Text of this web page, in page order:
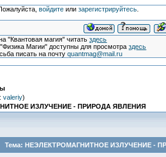
войдитеили зарегистрируйтесь.
"Квантовая магия" читатьздесь
Магии" доступны для просмотраздесь
писать на почтуquantmag@mail.ru
valeriy)
ИЗЛУЧЕНИЕ - ПРИРОДА ЯВЛЕНИЯ
Тема: НЕЭЛЕКТРОМАГНИТНОЕ ИЗЛУЧЕНИЕ -